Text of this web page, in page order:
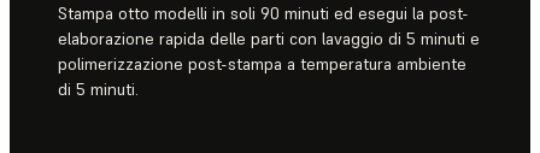
Stampa otto modelli in soli 90 minuti ed esegui la post-
elaborazione rapida delle parti con lavaggio di 5 minuti e
polimerizzazione post-stampa a temperatura ambiente
di 5 minuti.